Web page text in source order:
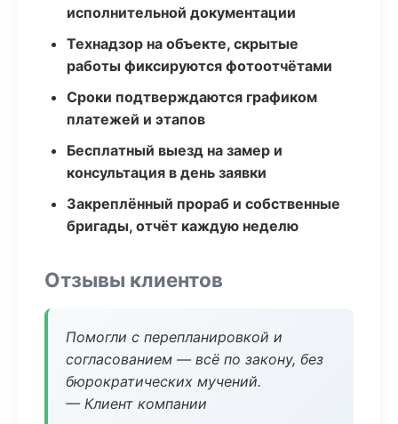
исполнительной документации
Технадзор на объекте, скрытые
работы фиксируются фотоотчётами
Сроки подтверждаются графиком
платежей и этапов
Бесплатный выезд на замер и
консультация в день заявки
Закреплённый прораб и собственные
бригады, отчёт каждую неделю
Отзывы клиентов
Помогли с перепланировкой и
согласованием — всё по закону, без
бюрократических мучений.
— Клиент компании